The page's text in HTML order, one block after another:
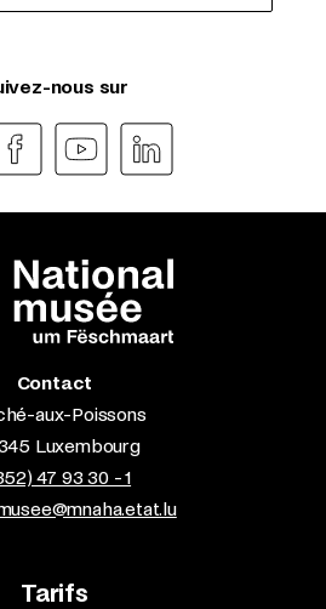
nous sur
Contact
aux-Poissons
Luxembourg
47 93 30 - 1
Tarifs